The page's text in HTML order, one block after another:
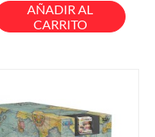
AÑADIR AL
CARRITO